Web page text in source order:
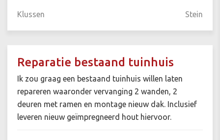
Klussen Stein
Reparatie bestaand tuinhuis
Ik zou graag een bestaand tuinhuis willen laten
repareren waaronder vervanging 2 wanden, 2
deuren met ramen en montage nieuw dak. Inclusief
leveren nieuw geïmpregneerd hout hiervoor.